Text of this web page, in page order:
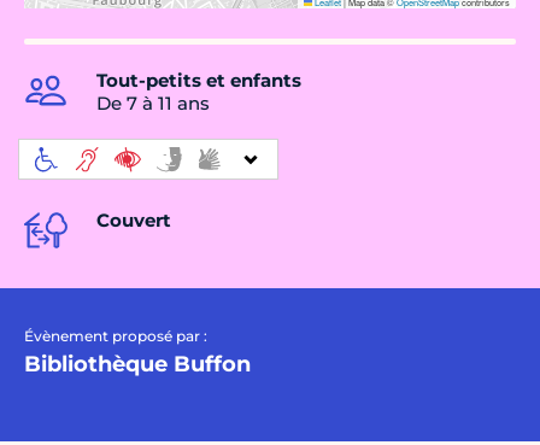
Tout-petits et enfants
De 7 à 11 ans
Couvert
Évènement proposé par :
Bibliothèque Buffon